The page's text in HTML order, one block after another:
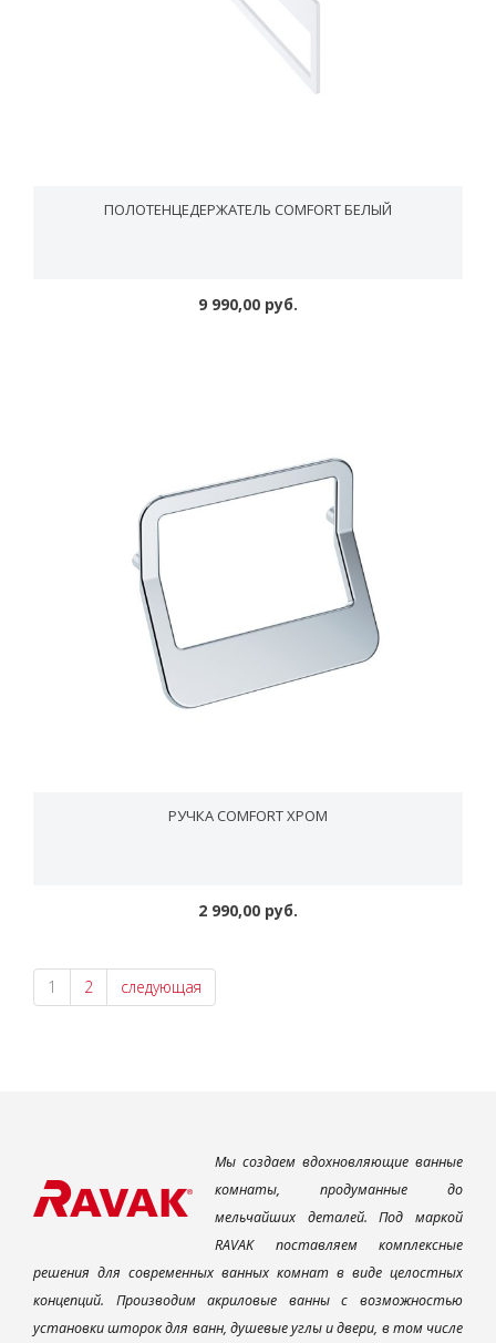
ПОЛОТЕНЦЕДЕРЖАТЕЛЬ COMFORT БЕЛЫЙ
9 990,00 руб.
РУЧКА COMFORT ХРОМ
2 990,00 руб.
1 2 следующая
Мы создаем вдохновляющие ванные
комнаты, продуманные до
мельчайших деталей. Под маркой
RAVAK поставляем комплексные
решения для современных ванных комнат в виде целостных
концепций. Производим акриловые ванны с возможностью
установки шторок для ванн, душевые углы и двери, в том числе